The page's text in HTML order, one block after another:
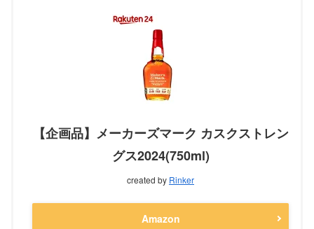
【企画品】メーカーズマーク カスクストレン
グス2024(750ml)
created by Rinker
Amazon